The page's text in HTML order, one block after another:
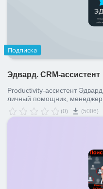
Подписка
Эдвард. CRM-ассистент
Productivity-ассистент
личный помощник, менеджер
(0) (5006)